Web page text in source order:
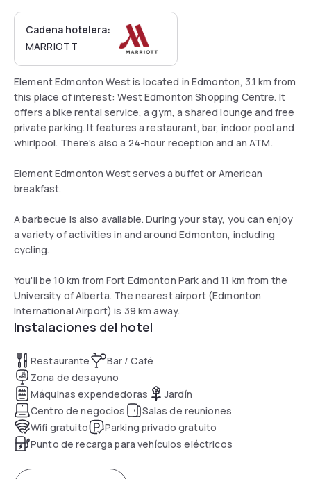
Cadena hotelera:
MARRIOTT
Element Edmonton West is located in Edmonton, 3.1 km from
this place of interest: West Edmonton Shopping Centre. It
offers a bike rental service, a gym, a shared lounge and free
private parking. It features a restaurant, bar, indoor pool and
whirlpool. There's also a 24-hour reception and an ATM.
Element Edmonton West serves a buffet or American
breakfast.
A barbecue is also available. During your stay, you can enjoy
a variety of activities in and around Edmonton, including
cycling.
You'll be 10 km from Fort Edmonton Park and 11 km from the
University of Alberta. The nearest airport (Edmonton
International Airport) is 39 km away.
Instalaciones del hotel
Restaurante
Bar / Café
Zona de desayuno
Máquinas expendedoras
Jardín
Centro de negocios
Salas de reuniones
Wifi gratuito
Parking privado gratuito
Punto de recarga para vehículos eléctricos